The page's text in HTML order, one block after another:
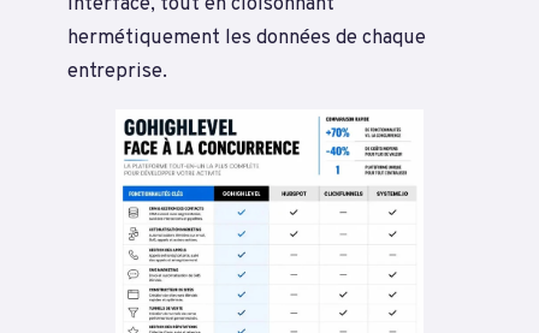
hermétiquement les données de chaque
entreprise.